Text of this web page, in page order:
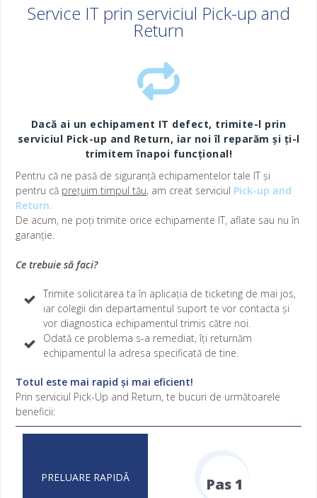
Service IT prin serviciul Pick-up and
Return
Dacă ai un echipament IT defect, trimite-l prin
serviciul Pick-up and Return, iar noi îl reparăm și ți-l
trimitem înapoi funcțional!
Pentru că ne pasă de siguranță echipamentelor tale IT și
pentru că prețuim timpul tău, am creat serviciul Pick-up and
Return.
De acum, ne poți trimite orice echipamente IT, aflate sau nu în
garanție.
Ce trebuie să faci?
Trimite solicitarea ta în aplicația de ticketing de mai jos,
iar colegii din departamentul suport te vor contacta și
vor diagnostica echipamentul trimis către noi.
Odată ce problema s-a remediat, îți returnăm
echipamentul la adresa specificată de tine.
Totul este mai rapid și mai eficient!
Prin serviciul Pick-Up and Return, te bucuri de următoarele
beneficii:
Pas 1